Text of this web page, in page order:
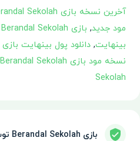
آخرین نسخه بازی Berandal Sekolah
مود جدید,
بینهایت, دانلود پول بینهایت بازی Berandal Sekolah
نسخه مود بازی Berandal Sekolah
Sekolah
بازی Berandal Sekolah توسط سپر امنیتی تایید شده